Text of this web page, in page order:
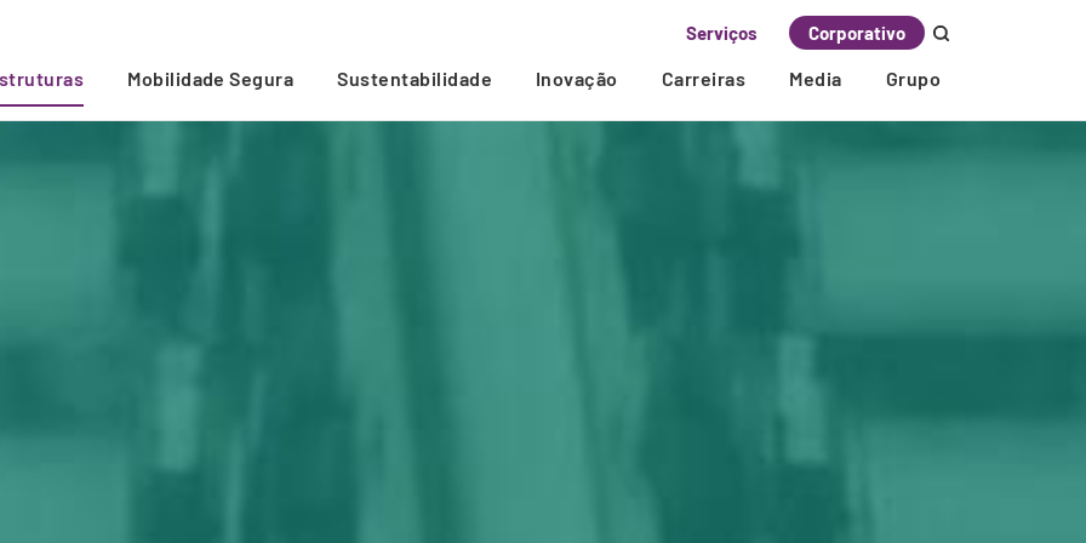
Serviços Corporativo
Mobilidade Segura Sustentabilidade Inovação Carreiras Media Grupo